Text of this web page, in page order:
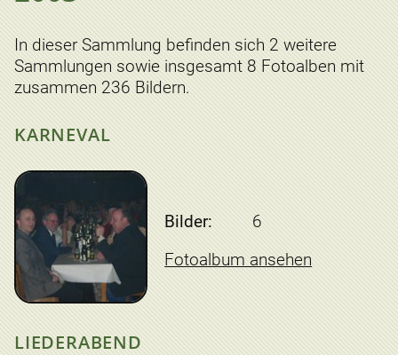
In dieser Sammlung befinden sich 2 weitere
Sammlungen sowie insgesamt 8 Fotoalben mit
zusammen 236 Bildern.
KARNEVAL
Bilder:
6
Fotoalbum ansehen
LIEDERABEND